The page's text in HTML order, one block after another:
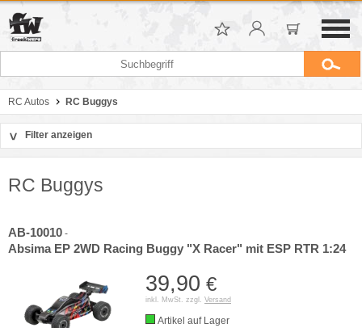
RC Autos RC Buggys
> Filter anzeigen
RC Buggys
AB-10010 -
Absima EP 2WD Racing Buggy "X Racer" mit ESP RTR 1:24
39,90 €
inkl. MwSt. zzgl. Versand
Artikel auf Lager